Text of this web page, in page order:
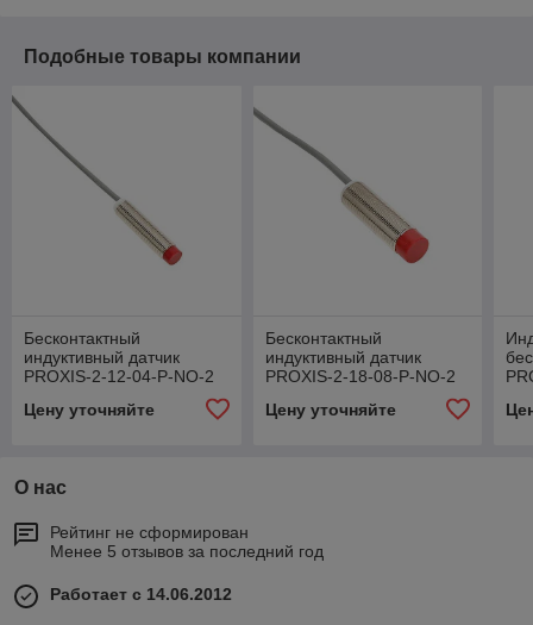
Подобные товары компании
Бесконтактный
индуктивный датчик
PROXIS-2-12-04-P-NO-2
Цену уточняйте
Бесконтактный
индуктивный датчик
PROXIS-2-18-08-P-NO-2
Цену уточняйте
О нас
Рейтинг не сформирован
Менее 5 отзывов за последний год
Работает с 14.06.2012